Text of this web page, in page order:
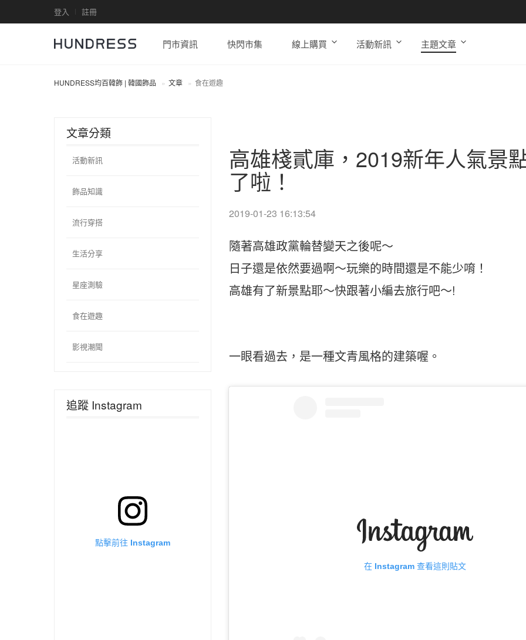
登入 註冊
門市資訊 快閃市集 線上購買 活動新訊 主題文章
HUNDRESS均百韓飾 | 韓國飾品 文章 食在遊趣
高雄棧貳庫，2019新年人氣景
了啦！
2019-01-23 16:13:54
隨著高雄政黨輪替變天之後呢～
日子還是依然要過啊～玩樂的時間還是不能少唷！
高雄有了新景點耶～快跟著小編去旅行吧～!
一眼看過去，是一種文青風格的建築喔。
在 Instagram 查看這則貼文
文章分類
活動新訊
飾品知識
流行穿搭
生活分享
星座測驗
食在遊趣
影視潮聞
追蹤 Instagram
點擊前往 Instagram